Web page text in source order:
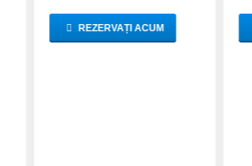
REZERVAȚI ACUM